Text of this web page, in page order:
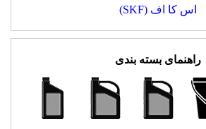
اس کا اف (SKF)
راهنمای بسته بندی